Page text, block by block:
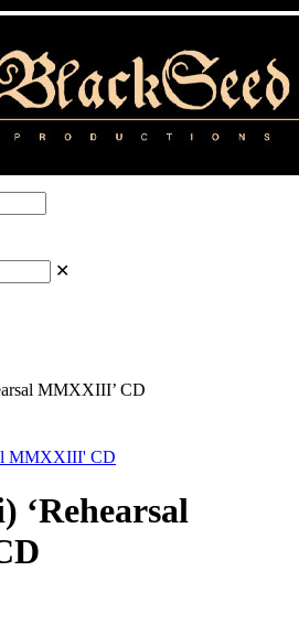
✕
MMXXIII’ CD
‘Rehearsal